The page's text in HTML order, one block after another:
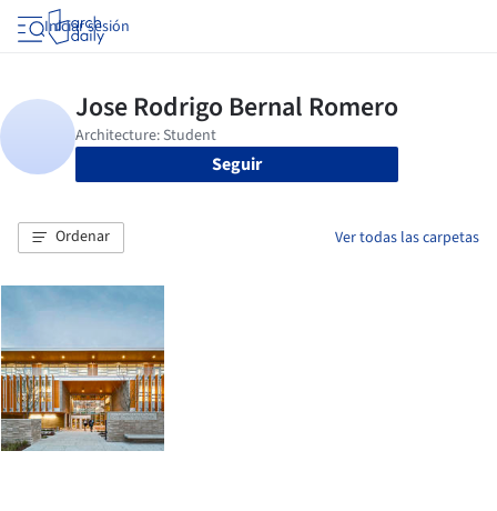
Iniciar sesión
Seguir
Ordenar Ver todas las carpetas